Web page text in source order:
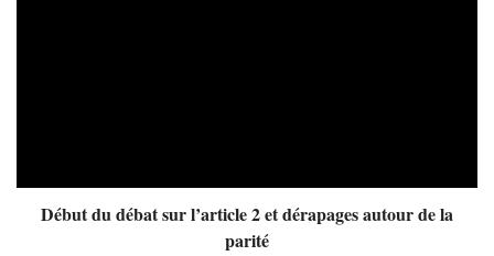
Début du débat sur l’article 2 et dérapages autour de la
parité